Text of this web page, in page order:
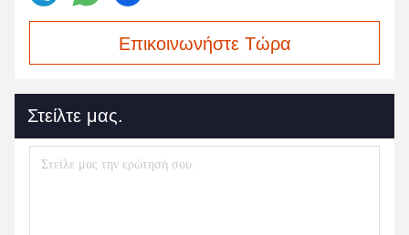
Επικοινωνήστε Τώρα
Στείλτε μας.